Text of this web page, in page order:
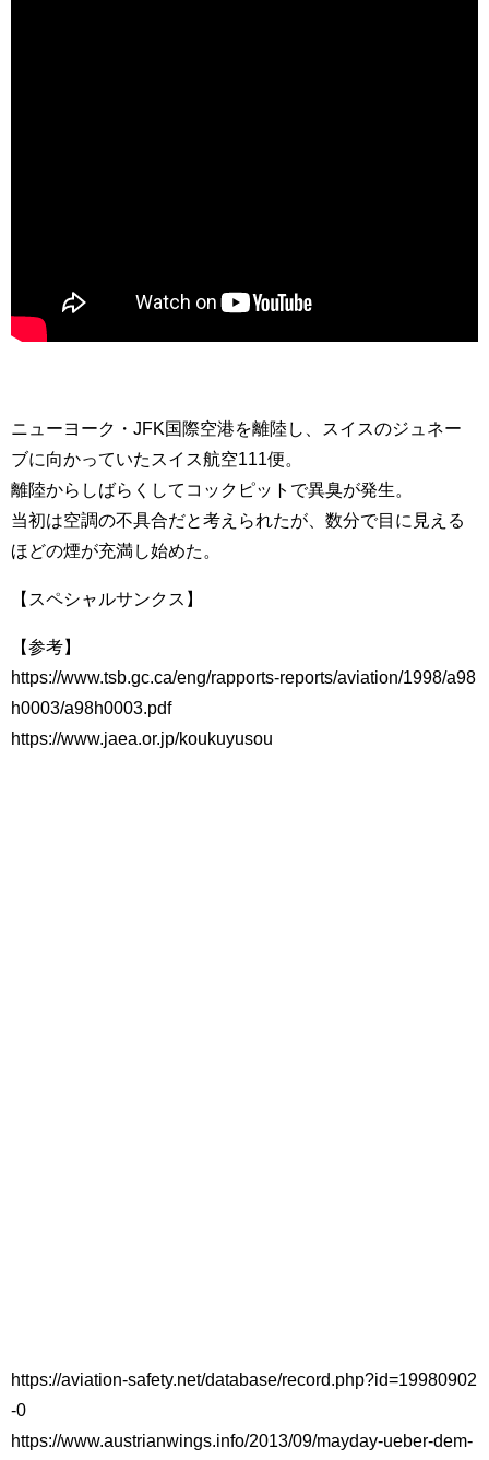
ニューヨーク・JFK国際空港を離陸し、スイスのジュネー
ブに向かっていたスイス航空111便。
離陸からしばらくしてコックピットで異臭が発生。
当初は空調の不具合だと考えられたが、数分で目に見える
ほどの煙が充満し始めた。
【スペシャルサンクス】
【参考】
https://www.tsb.gc.ca/eng/rapports-reports/aviation/1998/a98
h0003/a98h0003.pdf
https://www.jaea.or.jp/koukuyusou
https://aviation-safety.net/database/record.php?id=19980902
-0
https://www.austrianwings.info/2013/09/mayday-ueber-dem-